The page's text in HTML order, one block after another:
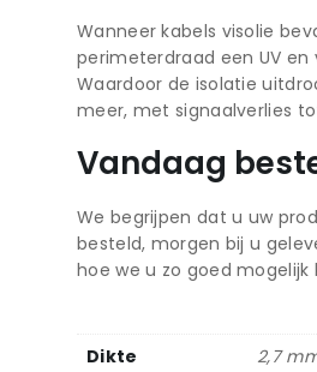
Wanneer kabels visolie
perimeterdraad een UV
Waardoor de isolatie
meer, met signaalverlies
Vandaag
We begrijpen dat u uw
besteld, morgen bij u
hoe we u zo goed mogelijk
Dikte
2,7